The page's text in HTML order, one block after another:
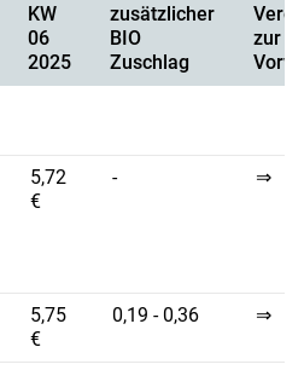
KW
06
2025
zusätzlicher
BIO
Zuschlag
zur
5,72
€
- ⇒
5,75
€
0,19 - 0,36 ⇒